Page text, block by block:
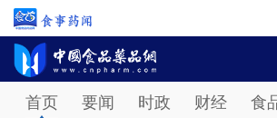
首页 要闻 时政 财经 食